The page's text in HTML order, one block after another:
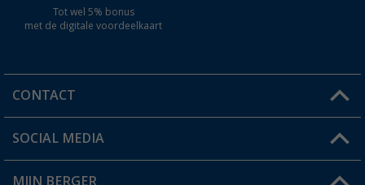
Tot wel 5% bonus
met de digitale voordeelkaart
CONTACT
Een vraag?
SOCIAL MEDIA
MIJN BERGER